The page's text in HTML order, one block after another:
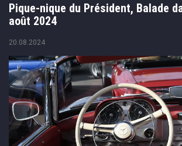
Pique-nique du Président, Balade
août 2024
20.08.2024